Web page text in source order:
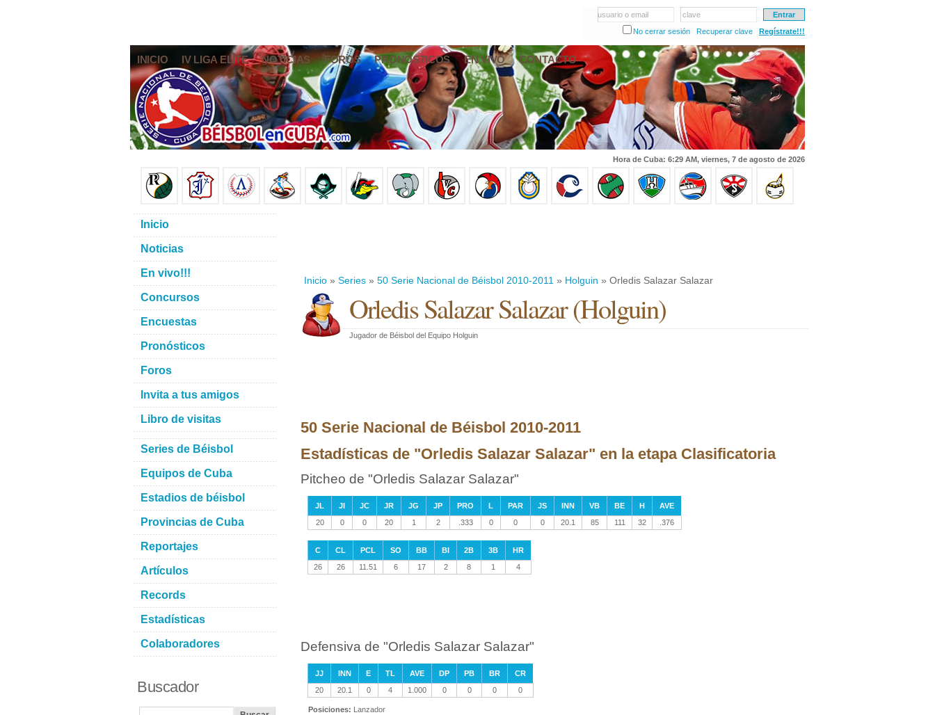
usuario o email
clave
No cerrar sesión
Recuperar clave Regístrate!!!
INICIO IV LIGA ELITE NOTICIAS FOROS PRONÓSTICOS EN VIVO CONTACTO
Hora de Cuba: 6:29 AM, viernes, 7 de agosto de 2026
Inicio » Series » 50 Serie Nacional de Béisbol 2010-2011 » Holguin » Orledis Salazar Salazar
Orledis Salazar Salazar(Holguin)
Jugador de Béisbol del Equipo Holguin
50 Serie Nacional de Béisbol 2010-2011
Estadísticas de "Orledis Salazar Salazar" en la etapa Clasificatoria
Pitcheo de "Orledis Salazar Salazar"
JL JI JC JR JG JP PRO L PAR JS INN VB BE H
AVE
20
0 0 20 1 2 .333 0 0 0 20.1 85 111 32 .376
C CL PCL SO BB BI 2B 3B
HR
26
26 11.51 6 17 2 8 1 4
Defensiva de "Orledis Salazar Salazar"
JJ INN E TL AVE DP PB BR
CR
20
20.1 0 4 1.000 0 0 0 0
Posiciones: Lanzador
Inicio
Noticias
En vivo!!!
Concursos
Encuestas
Pronósticos
Foros
Invita a tus amigos
Libro de visitas
Series de Béisbol
Equipos de Cuba
Estadios de béisbol
Provincias de Cuba
Reportajes
Artículos
Records
Estadísticas
Colaboradores
Buscador